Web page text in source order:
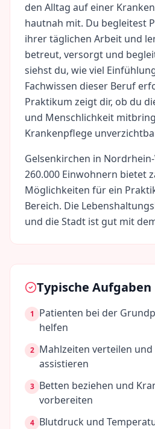
den Alltag auf einer
hautnah mit. Du begleitest
ihrer täglichen Arbeit und
betreut, versorgt und
siehst du, wie viel
Fachwissen dieser Beruf
Praktikum zeigt dir, ob du
und Menschlichkeit
Krankenpflege
Gelsenkirchen in
260.000 Einwohnern bietet
Möglichkeiten für ein
Bereich. Die
und die Stadt ist gut mit
Typische Aufgaben
1
Patienten bei der
helfen
2 Mahlzeiten verteilen und
assistieren
3 Betten beziehen und
vorbereiten
4 Blutdruck und